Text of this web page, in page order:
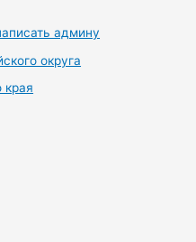
админу
округа
края